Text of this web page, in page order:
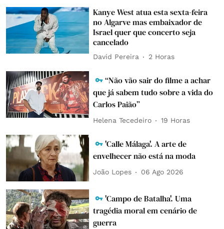
Kanye West atua esta sexta-feira
no Algarve mas embaixador de
Israel quer que concerto seja
cancelado
David Pereira 2 Horas
“Não vão sair do filme a achar
que já sabem tudo sobre a vida do
Carlos Paião”
Helena Tecedeiro 19 Horas
'Calle Málaga'. A arte de
envelhecer não está na moda
João Lopes 06 Ago 2026
'Campo de Batalha'. Uma
tragédia moral em cenário de
guerra